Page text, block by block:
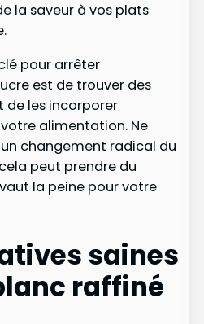
la saveur à vos plats
pour arrêter
est de trouver des
de les incorporer
alimentation. Ne
changement radical du
peut prendre du
la peine pour votre
saines
raffiné